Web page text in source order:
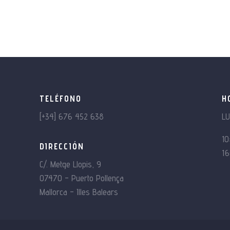
TELÉFONO
[+34] 676 452 638
DIRECCIÓN
C/. Metge Llopis, 9
07470 – Puerto Pollença
Mallorca – Illes Balears